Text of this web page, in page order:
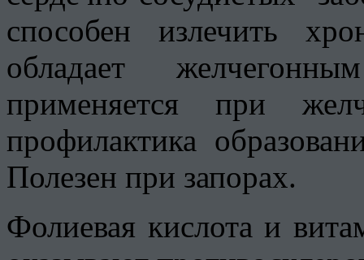
способен излечить
обладает
применяется при
профилактика
Полезен при запорах.
Фолиевая кислота и